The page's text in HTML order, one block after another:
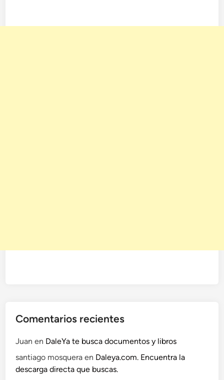
Comentarios recientes
Juan en DaleYa te busca documentos y libros
santiago mosquera en Daleya.com. Encuentra la
descarga directa que buscas.